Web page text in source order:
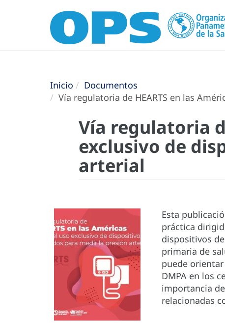
Inicio
Documentos
Vía regulatoria de HEARTS en las
Vía regulatoria
exclusivo de
arterial
Esta
práctica
dispositivos
primaria de
puede
DMPA en los
importancia
relacionadas